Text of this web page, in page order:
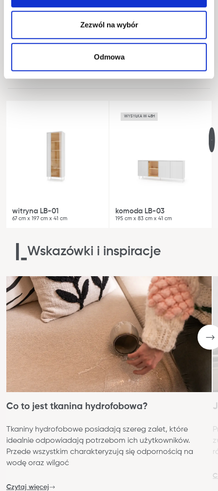
Zezwól na wybór
Odmowa
Wykonanie
Opakowanie
witryna LB-01
67 cm x 197 cm x 41 cm
WYSYŁKA W 48H
komoda LB-03
195 cm x 83 cm x 41 cm
Wskazówki i inspiracje
Co to jest tkanina hydrofobowa?
Tkaniny hydrofobowe posiadają szereg zalet, które
idealnie odpowiadają potrzebom ich użytkowników.
Przede wszystkim charakteryzują się odpornością na
wodę oraz wilgoć
Czytaj więcej